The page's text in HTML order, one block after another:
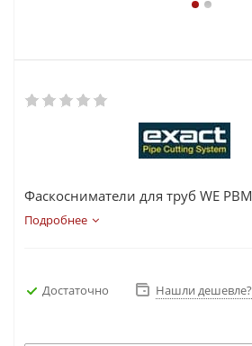
Фаскосниматели для труб WE PBM
Подробнее
Достаточно Нашли дешевле?